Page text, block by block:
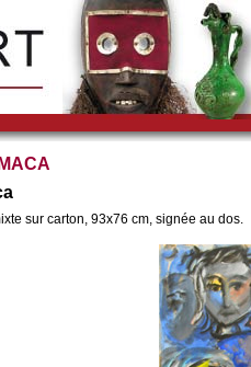
sur carton, 93x76 cm, signée au dos.